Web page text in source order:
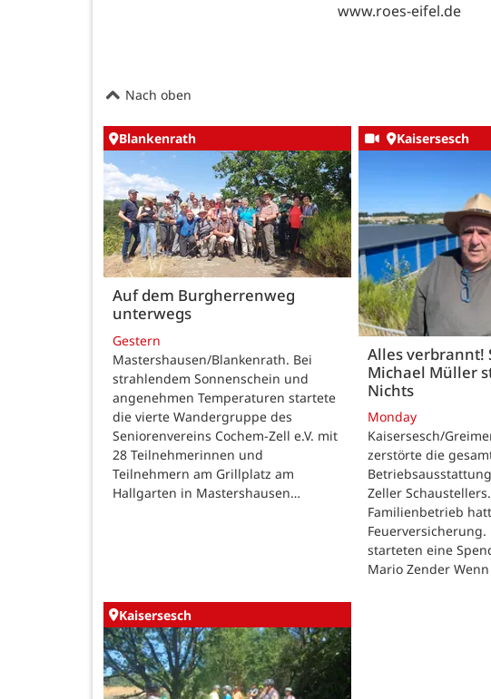
www.roes-eifel.de
Nach oben
Blankenrath
Auf dem Burgherrenweg
unterwegs
Gestern
Mastershausen/Blankenrath. Bei
strahlendem Sonnenschein und
angenehmen Temperaturen startete
die vierte Wandergruppe des
Seniorenvereins Cochem-Zell e.V. mit
28 Teilnehmerinnen und
Teilnehmern am Grillplatz am
Hallgarten in Mastershausen…
Kaisersesch
Alles verbrannt!
Michael Müller
Nichts
Monday
Kaisersesch/
zerstörte die
Zeller
Familienbetrieb
Feuerversicherung.
starteten eine
Mario Zender
Kaisersesch